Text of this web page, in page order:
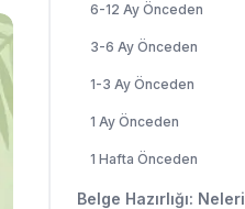
6-12 Ay Önceden
3-6 Ay Önceden
1-3 Ay Önceden
1 Ay Önceden
1 Hafta Önceden
Belge Hazırlığı: Neleri